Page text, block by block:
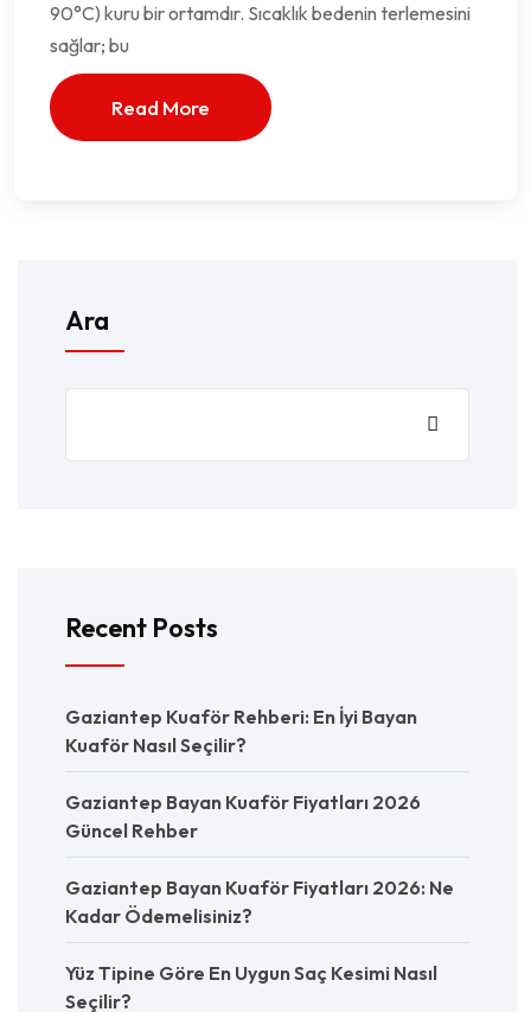
90°C) kuru bir ortamdır. Sıcaklık bedenin terlemesini
sağlar; bu
Read More
Ara
Recent Posts
Gaziantep Kuaför Rehberi: En İyi Bayan
Kuaför Nasıl Seçilir?
Gaziantep Bayan Kuaför Fiyatları 2026
Güncel Rehber
Gaziantep Bayan Kuaför Fiyatları 2026: Ne
Kadar Ödemelisiniz?
Yüz Tipine Göre En Uygun Saç Kesimi Nasıl
Seçilir?